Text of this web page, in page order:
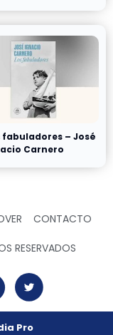
fabuladores – José
Carnero
CONTACTO
RESERVADOS
Pro